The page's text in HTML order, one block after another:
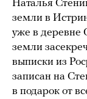
Наталья
земли в
уже в деревне
земли
выписки из
записан на
в подарок от